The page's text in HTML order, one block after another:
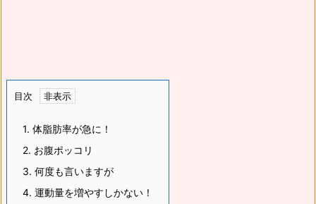
目次
1. 体脂肪率が急に！
2. お腹ポッコリ
3. 何度も言いますが
4. 運動量を増やすしかない！